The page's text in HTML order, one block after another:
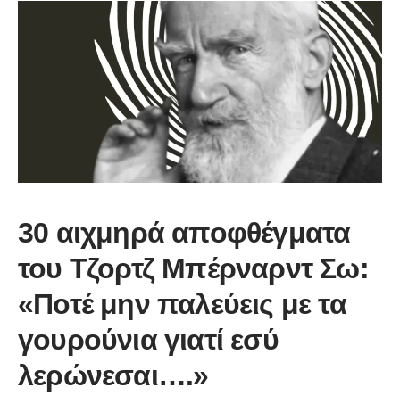
30 αιχμηρά αποφθέγματα
του Τζορτζ Μπέρναρντ Σω:
«Ποτέ μην παλεύεις με τα
γουρούνια γιατί εσύ
λερώνεσαι….»